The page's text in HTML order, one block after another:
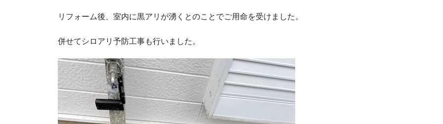
リフォーム後、室内に黒アリが湧くとのことでご用命を受けました。
併せてシロアリ予防工事も行いました。